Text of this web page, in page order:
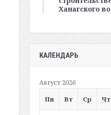
Ханагского
КАЛЕНДАРЬ
Август 2026
Пн
Вт Ср Чт